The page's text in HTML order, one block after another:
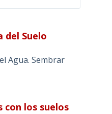
del Suelo
Agua. Sembrar
con los suelos